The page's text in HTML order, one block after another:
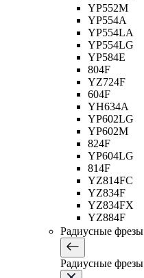
YP552M
YP554A
YP554LA
YP554LG
YP584E
804F
YZ724F
604F
YH634A
YP602LG
YP602M
824F
YP604LG
814F
YZ814FC
YZ834F
YZ834FX
YZ884F
Радиусные фрезы
Радиусные фрезы